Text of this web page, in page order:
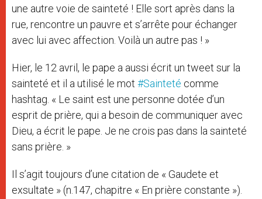
une autre voie de sainteté ! Elle sort après dans la
rue, rencontre un pauvre et s’arrête pour échanger
avec lui avec affection. Voilà un autre pas ! »
Hier, le 12 avril, le pape a aussi écrit un tweet sur la
sainteté et il a utilisé le mot #Sainteté comme
hashtag. « Le saint est une personne dotée d’un
esprit de prière, qui a besoin de communiquer avec
Dieu, a écrit le pape. Je ne crois pas dans la sainteté
sans prière. »
Il s’agit toujours d’une citation de « Gaudete et
exsultate » (n.147, chapitre « En prière constante »).